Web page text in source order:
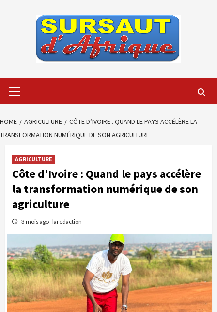
Menu
HOME AGRICULTURE
CÔTE D’IVOIRE : QUAND LE PAYS ACCÉLÈRE LA
TRANSFORMATION NUMÉRIQUE DE SON AGRICULTURE
AGRICULTURE
Côte d’Ivoire : Quand le pays accélère
la transformation numérique de son
agriculture
3 mois ago laredaction